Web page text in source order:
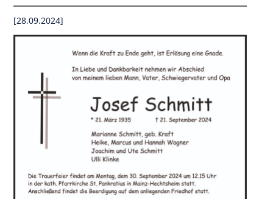
European Commission | Cookies Policy
[28.09.2024]